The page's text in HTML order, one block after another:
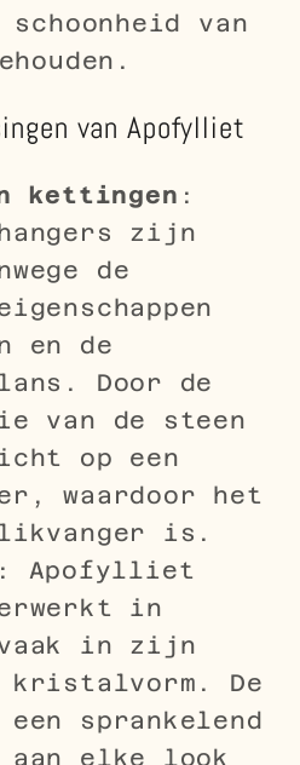
van
van Apofylliet
kettingen :
zijn
de
en de
Door de
van de steen
op een
waardoor het
is.
: Apofylliet
in
in zijn
De
sprankelend
aan elke look